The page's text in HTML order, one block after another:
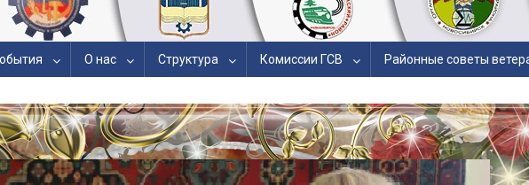
Городская Общественная
Военной Службы и
О нас Структура Комиссии ГСВ Районные советы